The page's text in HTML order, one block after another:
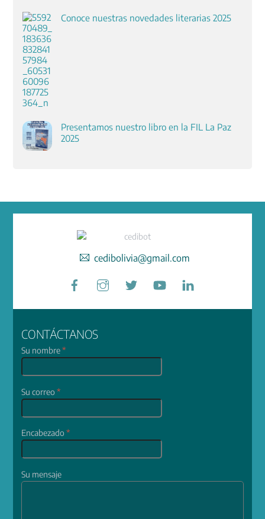
Conoce nuestras novedades literarias 2025
Presentamos nuestro libro en la FIL La Paz
2025
cedibolivia@gmail.com
Facebook
CONTÁCTANOS
Su nombre*
Su correo*
Encabezado*
Su mensaje